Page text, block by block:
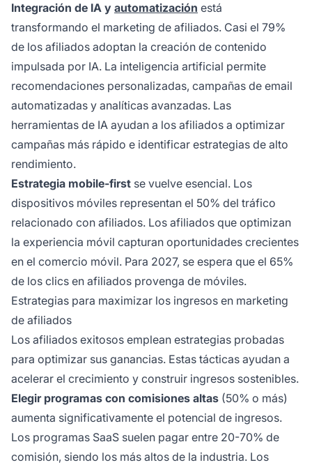
Integración de IA y automatización está
transformando el marketing de afiliados. Casi el 79%
de los afiliados adoptan la creación de contenido
impulsada por IA. La inteligencia artificial permite
recomendaciones personalizadas, campañas de email
automatizadas y analíticas avanzadas. Las
herramientas de IA ayudan a los afiliados a optimizar
campañas más rápido e identificar estrategias de alto
rendimiento.
Estrategia mobile-first se vuelve esencial. Los
dispositivos móviles representan el 50% del tráfico
relacionado con afiliados. Los afiliados que optimizan
la experiencia móvil capturan oportunidades crecientes
en el comercio móvil. Para 2027, se espera que el 65%
de los clics en afiliados provenga de móviles.
Estrategias para maximizar los ingresos en marketing
de afiliados
Los afiliados exitosos emplean estrategias probadas
para optimizar sus ganancias. Estas tácticas ayudan a
acelerar el crecimiento y construir ingresos sostenibles.
Elegir programas con comisiones altas (50% o más)
aumenta significativamente el potencial de ingresos.
Los programas SaaS suelen pagar entre 20-70% de
comisión, siendo los más altos de la industria. Los